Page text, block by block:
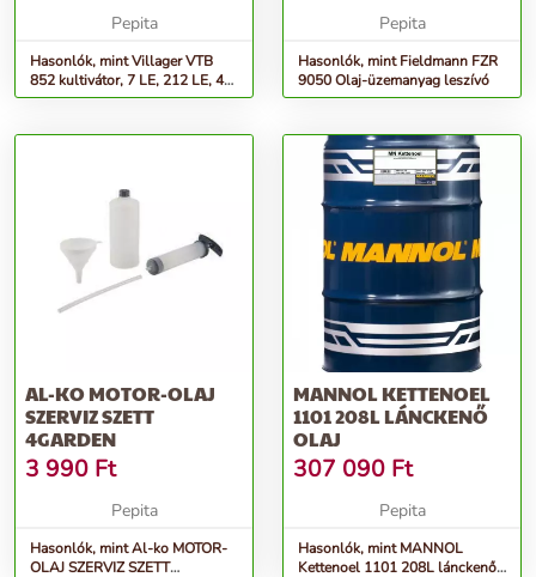
Pepita
Hasonlók, mint Villager VTB
852 kultivátor, 7 LE, 212 LE, 4
ütemű, 85 cm munkasz...
Pepita
Hasonlók, mint Fieldmann FZR
9050 Olaj-üzemanyag leszívó
AL-KO MOTOR-OLAJ
SZERVIZ SZETT
4GARDEN
3 990 Ft
Pepita
Hasonlók, mint Al-ko MOTOR-
OLAJ SZERVIZ SZETT
MANNOL KETTENOEL
1101 208L LÁNCKENŐ
OLAJ
307 090 Ft
Pepita
Hasonlók, mint MANNOL
Kettenoel 1101 208L lánckenő